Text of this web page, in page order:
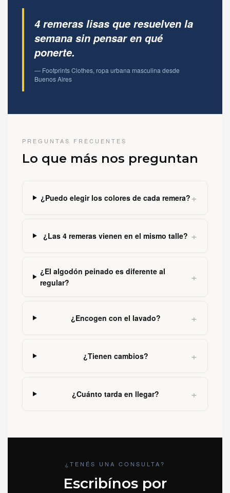
4 remeras lisas que resuelven la
semana sin pensar en qué
ponerte.
— Footprints Clothes, ropa urbana masculina desde
Buenos Aires
PREGUNTAS FRECUENTES
Lo que más nos preguntan
¿Puedo elegir los colores de cada remera?+
¿Las 4 remeras vienen en el mismo talle? +
¿El algodón peinado es diferente al
regular?
+
¿Encogen con el lavado? +
¿Tienen cambios? +
¿Cuánto tarda en llegar? +
¿TENÉS UNA CONSULTA?
Escribínos por